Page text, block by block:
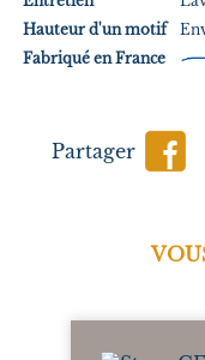
Hauteur d'un motif
Fabriqué en France
Partager